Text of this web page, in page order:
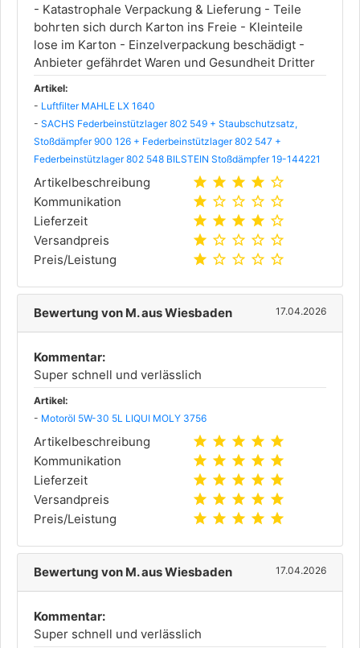
- Katastrophale Verpackung & Lieferung - Teile
bohrten sich durch Karton ins Freie - Kleinteile
lose im Karton - Einzelverpackung beschädigt -
Anbieter gefährdet Waren und Gesundheit Dritter
Artikel:
- Luftfilter MAHLE LX 1640
- SACHS Federbeinstützlager 802 549 + Staubschutzsatz,
Stoßdämpfer 900 126 + Federbeinstützlager 802 547 +
Federbeinstützlager 802 548 BILSTEIN Stoßdämpfer 19-144221
Artikelbeschreibung star star star star star_outline
Kommunikation star star_outline star_outline star_outline star_outline
Lieferzeit star star star star star_outline
Versandpreis star star_outline star_outline star_outline star_outline
Preis/Leistung star star_outline star_outline star_outline star_outline
Bewertung von M. aus Wiesbaden 17.04.2026
Kommentar:
Super schnell und verlässlich
Artikel:
- Motoröl 5W-30 5L LIQUI MOLY 3756
Artikelbeschreibung star star star star star
Kommunikation star star star star star
Lieferzeit star star star star star
Versandpreis star star star star star
Preis/Leistung star star star star star
Bewertung von M. aus Wiesbaden 17.04.2026
Kommentar:
Super schnell und verlässlich